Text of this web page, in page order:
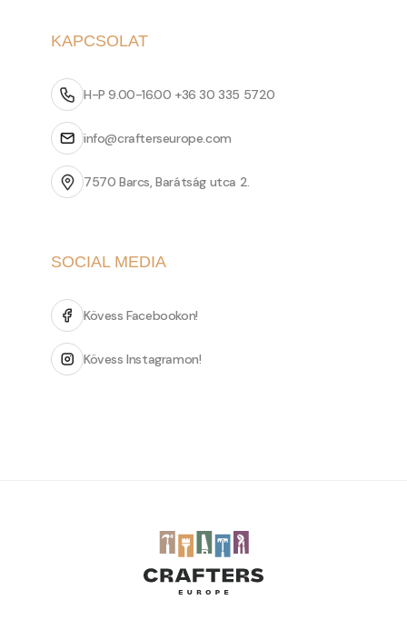
KAPCSOLAT
H-P 9.00-16.00 +36 30 335 5720
info@crafterseurope.com
7570 Barcs, Barátság utca 2.
SOCIAL MEDIA
Kövess Facebookon!
Kövess Instagramon!